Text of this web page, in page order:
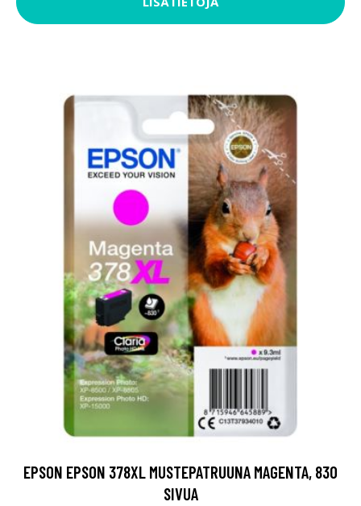
EPSON EPSON 378XL MUSTEPATRUUNA MAGENTA, 830
SIVUA